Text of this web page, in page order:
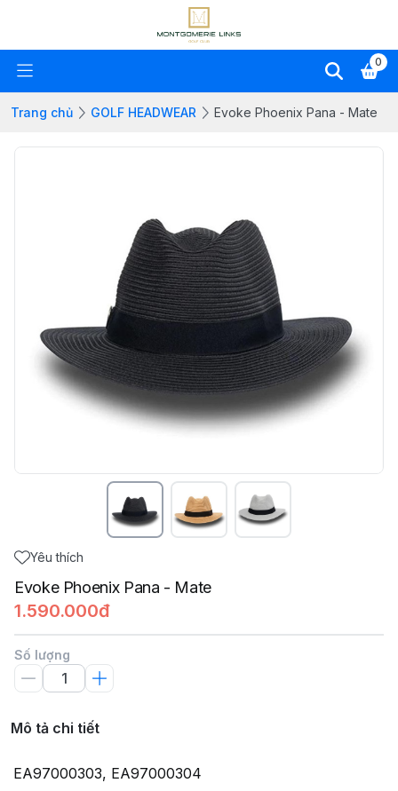
0
Trang chủ GOLF HEADWEAR Evoke Phoenix Pana - Mate
Yêu thích
Evoke Phoenix Pana - Mate
1.590.000đ
Số lượng
Mô tả chi tiết
EA97000303, EA97000304